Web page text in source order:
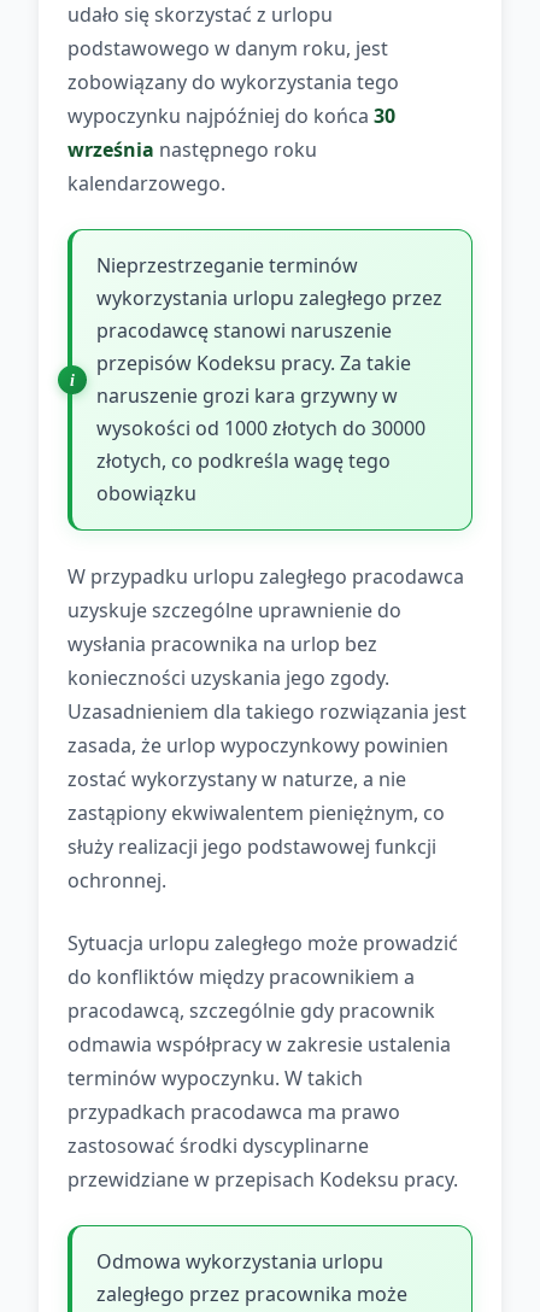
udało się skorzystać z urlopu
podstawowego w danym roku, jest
zobowiązany do wykorzystania tego
wypoczynku najpóźniej do końca 30
września następnego roku
kalendarzowego.
Nieprzestrzeganie terminów
wykorzystania urlopu zaległego przez
pracodawcę stanowi naruszenie
przepisów Kodeksu pracy. Za takie
naruszenie grozi kara grzywny w
wysokości od 1000 złotych do 30000
złotych, co podkreśla wagę tego
obowiązku
W przypadku urlopu zaległego pracodawca
uzyskuje szczególne uprawnienie do
wysłania pracownika na urlop bez
konieczności uzyskania jego zgody.
Uzasadnieniem dla takiego rozwiązania jest
zasada, że urlop wypoczynkowy powinien
zostać wykorzystany w naturze, a nie
zastąpiony ekwiwalentem pieniężnym, co
służy realizacji jego podstawowej funkcji
ochronnej.
Sytuacja urlopu zaległego może prowadzić
do konfliktów między pracownikiem a
pracodawcą, szczególnie gdy pracownik
odmawia współpracy w zakresie ustalenia
terminów wypoczynku. W takich
przypadkach pracodawca ma prawo
zastosować środki dyscyplinarne
przewidziane w przepisach Kodeksu pracy.
Odmowa wykorzystania urlopu
zaległego przez pracownika może